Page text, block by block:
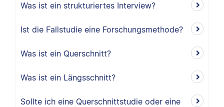
Was ist ein strukturiertes Interview?
Ist die Fallstudie eine Forschungsmethode?
Was ist ein Querschnitt?
Was ist ein Längsschnitt?
Sollte ich eine Querschnittstudie oder eine